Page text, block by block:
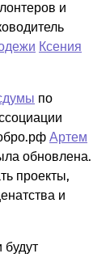
и
Ксения
по
Артем
обновлена.
проекты,
и